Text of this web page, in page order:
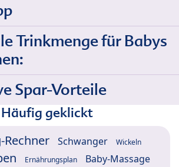
Trinkmenge für Babys
Spar-Vorteile
Häufig geklickt
Rechner Schwanger Wickeln
Ernährungsplan Baby-Massage